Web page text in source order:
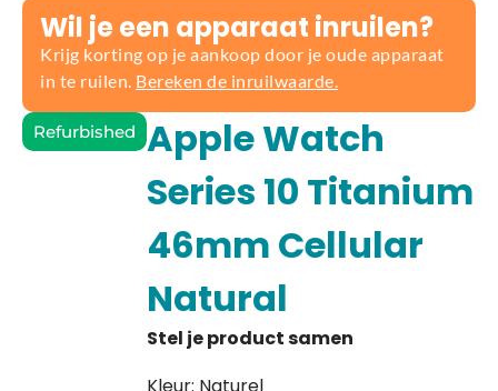
Wil je een apparaat inruilen?
Krijg korting op je aankoop door je oude apparaat
in te ruilen. Bereken de inruilwaarde.
Refurbished Apple Watch
Series 10 Titanium
46mm Cellular
Natural